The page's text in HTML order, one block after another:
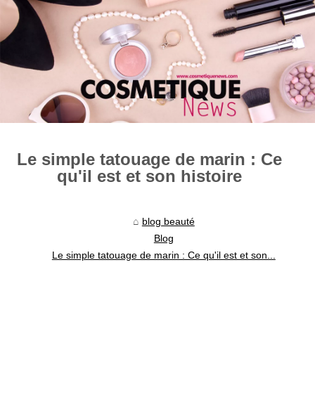
Le simple tatouage de marin : Ce
qu'il est et son histoire
blog beauté
Blog
Le simple tatouage de marin : Ce qu'il est et son...